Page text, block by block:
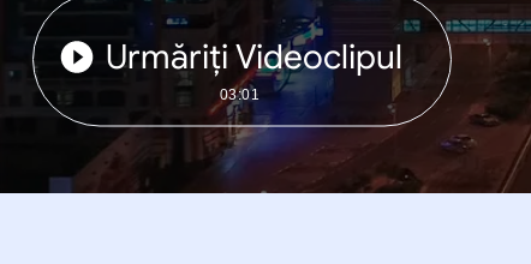
Urmăriți Videoclipul
03:01